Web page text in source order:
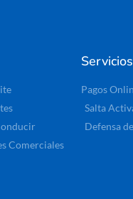
Comerciales
Servicios
Pagos
Salta
Defensa